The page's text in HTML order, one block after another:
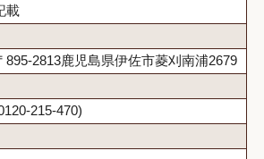
載
2813鹿児島県伊佐市菱刈南浦2679
215-470)